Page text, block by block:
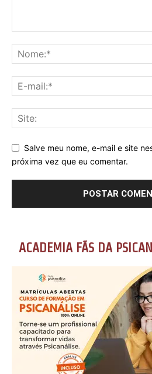
Salve meu nome, e-mail e site
próxima vez que eu comentar.
ACADEMIA FÃS DA